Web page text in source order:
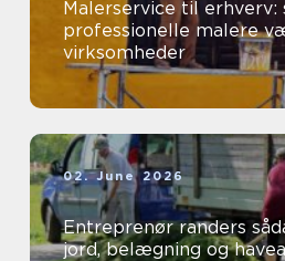
Malerservice til erhverv:
professionelle malere
virksomheder
02. June 2026
Entreprenør randers sådan får du styr på
jord, belægning og